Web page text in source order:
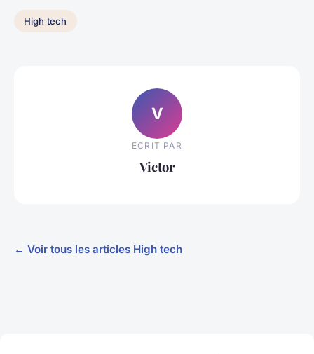
High tech
V
ECRIT PAR
Victor
← Voir tous les articles High tech